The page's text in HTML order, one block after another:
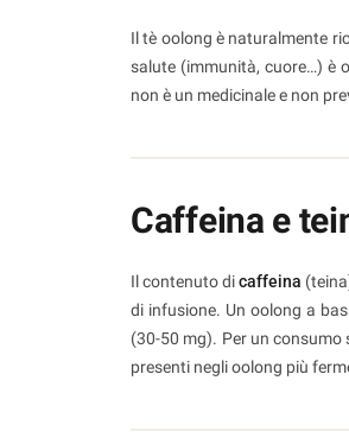
Il tè oolong è naturalmente
salute (immunità, cuore…) è
non è un medicinale e non
Caffeina e
Il contenuto dicaffeina
di infusione. Un oolong a
(30-50 mg). Per un
presenti negli oolong più